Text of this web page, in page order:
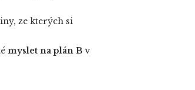
ze kterých si
myslet na plán B v